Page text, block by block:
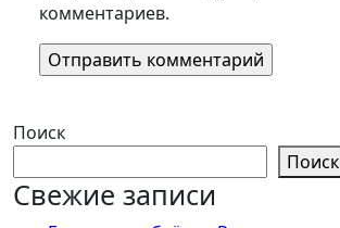
комментариев.
Поиск
Поиск
Свежие записи